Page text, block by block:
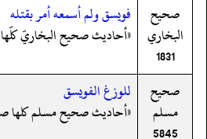
صحيح
البخاري
1831
فويسق ولم أسمعه أمر بقتله
«أحاديث صحيح البخاريّ
صحيح
مسلم
5845
للوزغ الفويسق
«أحاديث صحيح مسلم كلها